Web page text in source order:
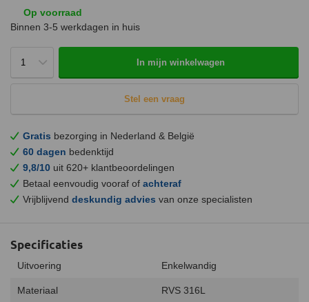
Op voorraad
Binnen 3-5 werkdagen in huis
In mijn winkelwagen
Stel een vraag
Gratis bezorging in Nederland & België
60 dagen bedenktijd
9,8/10 uit 620+ klantbeoordelingen
Betaal eenvoudig vooraf of achteraf
Vrijblijvend deskundig advies van onze specialisten
Specificaties
Uitvoering Enkelwandig
Materiaal RVS 316L